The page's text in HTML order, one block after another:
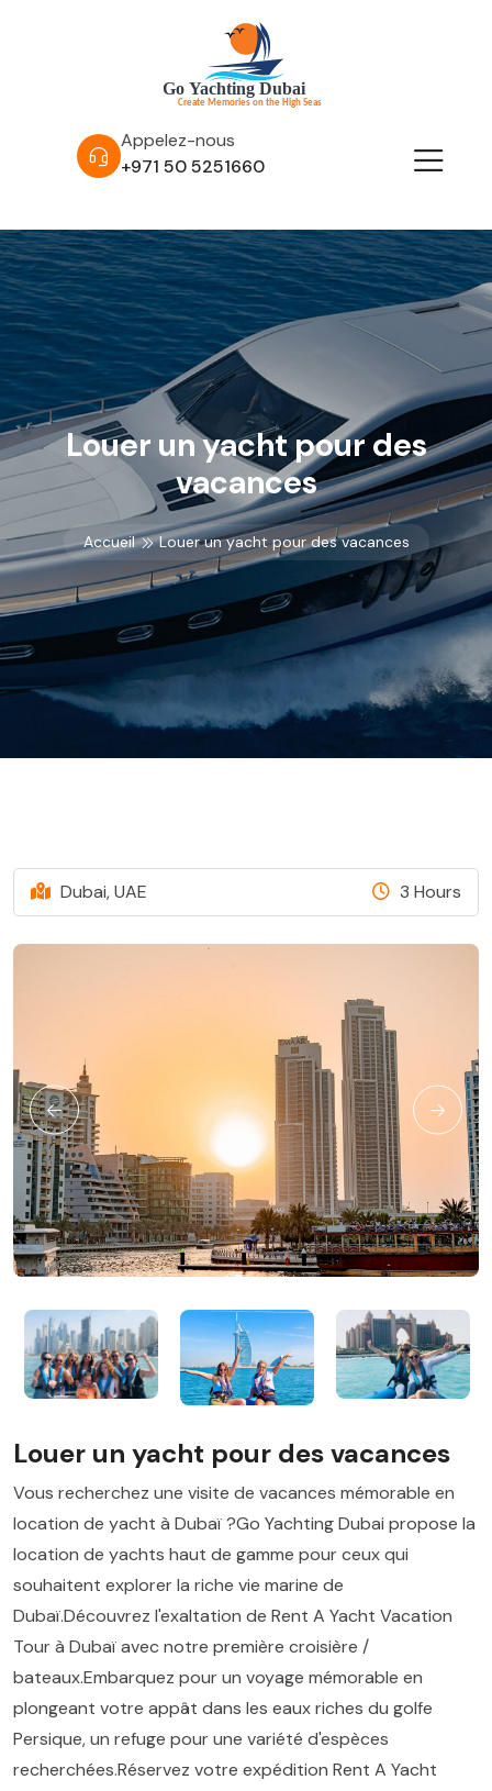
Appelez-nous
+971 50 5251660
Louer un yacht pour des
vacances
Accueil Louer un yacht pour des vacances
Dubai, UAE 3 Hours
Louer un yacht pour des vacances
Vous recherchez une visite de vacances mémorable en
location de yacht à Dubaï ?Go Yachting Dubai propose la
location de yachts haut de gamme pour ceux qui
souhaitent explorer la riche vie marine de
Dubaï.Découvrez l'exaltation de Rent A Yacht Vacation
Tour à Dubaï avec notre première croisière /
bateaux.Embarquez pour un voyage mémorable en
plongeant votre appât dans les eaux riches du golfe
Persique, un refuge pour une variété d'espèces
recherchées.Réservez votre expédition Rent A Yacht